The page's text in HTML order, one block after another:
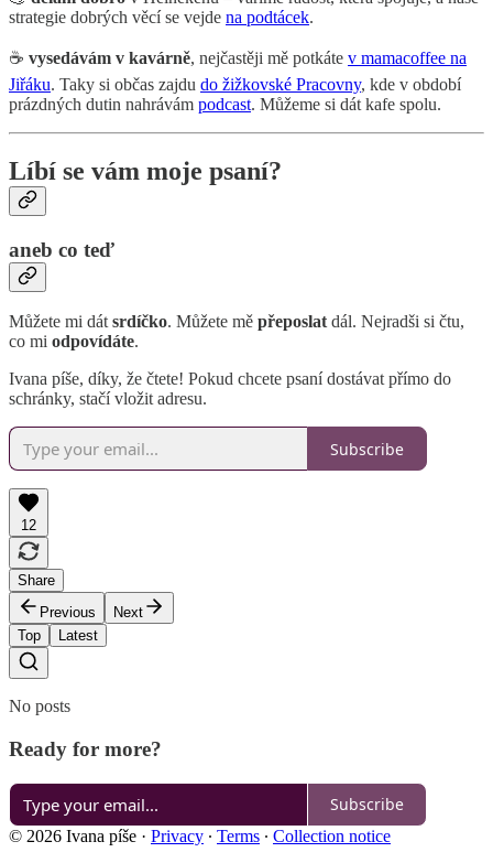
strategie dobrých věcí se vejde na podtácek.
☕ vysedávám v kavárně, nejčastěji mě potkáte v mamacoffee na
Jiřáku. Taky si občas zajdu do žižkovské Pracovny, kde v období
prázdných dutin nahrávám podcast. Můžeme si dát kafe spolu.
Líbí se vám moje psaní?
aneb co teď
Můžete mi dát srdíčko. Můžete mě přeposlat dál. Nejradši si čtu,
co mi odpovídáte.
Ivana píše, díky, že čtete! Pokud chcete psaní dostávat přímo do
schránky, stačí vložit adresu.
Subscribe
12
Share
Previous
Next
Top
Latest
No posts
Ready for more?
Subscribe
© 2026 Ivana píše · Privacy ∙ Terms ∙ Collection notice